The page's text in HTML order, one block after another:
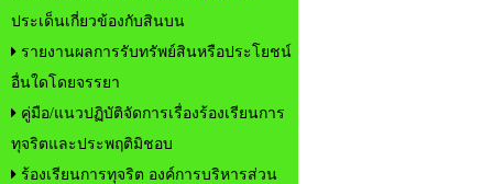
ประเด็นเกี่ยวข้องกับสินบน
รายงานผลการรับทรัพย์สินหรือประโยชน์
อื่นใดโดยจรรยา
คู่มือ/แนวปฏิบัติจัดการเรื่องร้องเรียนการ
ทุจริตและประพฤติมิชอบ
ร้องเรียนการทุจริต องค์การบริหารส่วน